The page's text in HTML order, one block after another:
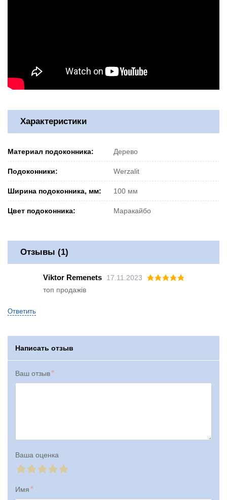
Характеристики
Материал подоконника: Дерево
Подоконники: Werzalit
Ширина подоконника, мм: 100 мм
Цвет подоконника: Маракайбо
Отзывы (1)
Viktor Remenets
17.11.2023
топ продажів
Ответить
Написать отзыв
Ваш отзыв
Ваша оценка
Имя